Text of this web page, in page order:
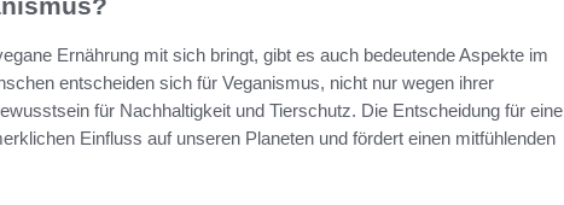
Ernährung mit sich bringt, gibt es auch bedeutende Aspekte im
entscheiden sich für Veganismus, nicht nur wegen ihrer
für Nachhaltigkeit und Tierschutz. Die Entscheidung für eine
Einfluss auf unseren Planeten und fördert einen mitfühlenden